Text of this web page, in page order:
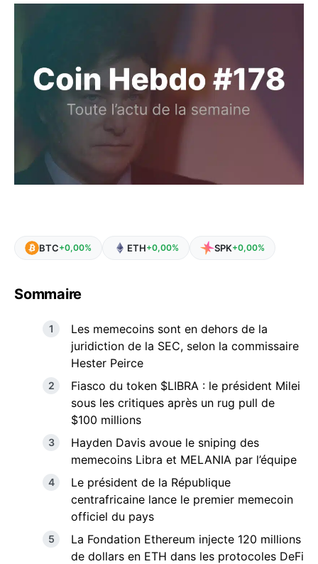
BTC+0,00% ETH+0,00% SPK+0,00%
Sommaire
Les memecoins sont en dehors de la
juridiction de la SEC, selon la commissaire
Hester Peirce
Fiasco du token $LIBRA : le président Milei
sous les critiques après un rug pull de
$100 millions
Hayden Davis avoue le sniping des
memecoins Libra et MELANIA par l’équipe
Le président de la République
centrafricaine lance le premier memecoin
officiel du pays
La Fondation Ethereum injecte 120 millions
de dollars en ETH dans les protocoles DeFi